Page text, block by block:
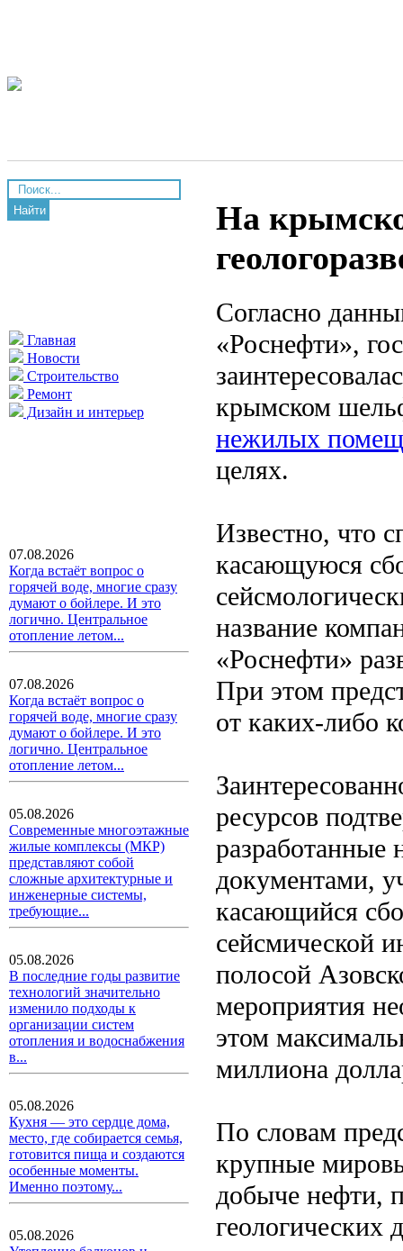
Найти
Главная
Новости
Строительство
Ремонт
Дизайн и интерьер
07.08.2026
Когда встаёт вопрос о
горячей воде, многие сразу
думают о бойлере. И это
логично. Центральное
отопление летом...
07.08.2026
Когда встаёт вопрос о
горячей воде, многие сразу
думают о бойлере. И это
логично. Центральное
отопление летом...
05.08.2026
Современные многоэтажные
жилые комплексы (МКР)
представляют собой
сложные архитектурные и
инженерные системы,
требующие...
05.08.2026
В последние годы развитие
технологий значительно
изменило подходы к
организации систем
отопления и водоснабжения
в...
05.08.2026
Кухня — это сердце дома,
место, где собирается семья,
готовится пища и создаются
особенные моменты.
Именно поэтому...
05.08.2026
На
Согласно
«Роснефти»,
крымском
нежилых
целях.
Известно, что
касающуюся
название
«Роснефти»
При этом
от каких-либо
ресурсов
разработанные
документами,
касающийся
сейсмической
полосой
мероприятия
этом
миллиона
По словам
крупные
добыче нефти,
геологических